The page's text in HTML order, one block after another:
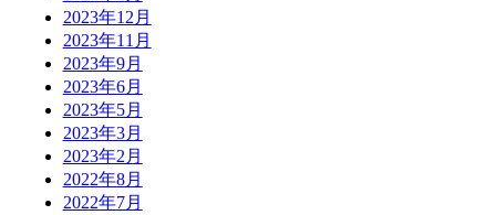
2023年12月
2023年11月
2023年9月
2023年6月
2023年5月
2023年3月
2023年2月
2022年8月
2022年7月